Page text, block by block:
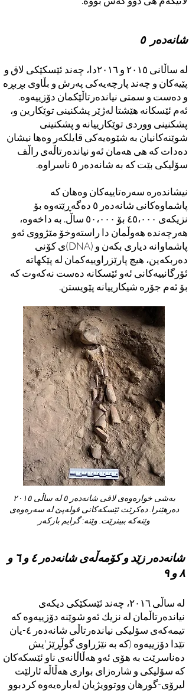
شانەدەر ٥
لە ساڵانی ٢٠١٥ و ٢٠١٦دا، چەند ئێسکێکی لاق و
پێیەکان و چەند پارچەیەکی پەرش و بڵاوی بڕبڕە
و دەست و سمتی نیاندەرتاڵێکمان دۆزییەوە.
ئەم ئێسکانە هێشتا لەژێر پشکنینی توێکارین و،
پشکنینی ووردی توێکارییانە و پشکنینی
شوێنەکانیان بە شێوەیەکی قایلکەر وەها نیشان
دەدات کە هی هەمان ئەو نیاندەرتاڵەی راڵف
سۆلیکی بێت کە بە شانەدەر ٥ ناسراوە.
نیشاندەرە سەرەتاییەکان وەهان کە
پاشماوەکانی شانەدەر ٥ دەگەڕێتەوە بۆ
نزیکەی ٤٥،٠٠٠ بۆ ٥٠،٠٠٠ ساڵ. بە داخە
وە،
هەرچەندە هەوڵمان دا راستەوخۆ مێژووی ئەو
پاشماوانە دیاری بکەن و (DNA)ی کۆنی
دەربکەین، هیچ پارێزراوییەکمان لە پێکهاتە
ئۆرگانییەکانی ئەو ئێسکانە دەست نەکەوت کە
بۆ ئەم جۆرە شیکارییانە پێویستن.
بەشی خوارەوەی لاقی شانەدەر ٥ لە ساڵی ٢٠١٥
دەرهێنرا. دەکرێت ئێسکەکانی قولەپێ لە سەرەوەی
وێنەکە ببینرێت. وێنە: گرایم بارکەر
شانەدەر زێد و کۆمەڵەی شانەدەر ٤ و ٦ و
٨ و ٩
لە ساڵی ٢٠١٦، چەند ئێسکێکی دیکەی
نیاندەرتاڵمان لە نزیك ئەو شوێنە دۆزییەوە کە
تیمەکەی سۆلیکی نیاندەرتاڵی شانەدەر ٤-یان
تێدا دۆزییەوە (کە بە نێژراوی گوڵڕێژ'یش
دەناسرێت بە هۆی ئەو هەڵاڵانەی ناو ئێسکەکان
کە سۆلیکی و شارەزای بواری هەڵاڵە ئارلێت
لیرۆی-گورهان ووتوویژیان لەبارەیەوە کردبوو